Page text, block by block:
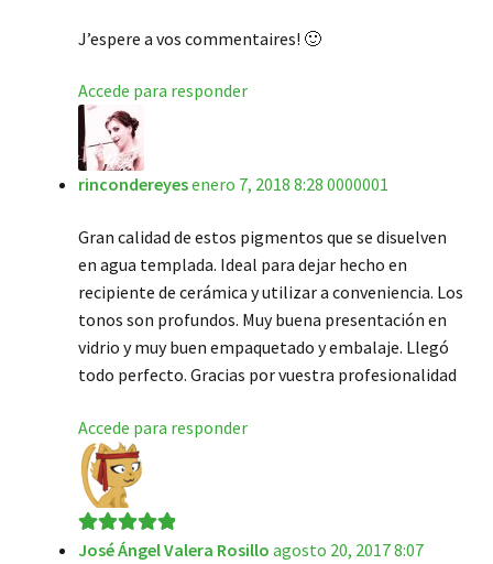
J’espere a vos commentaires! 🙂
Accede para responder
rincondereyesenero 7, 2018 8:28 0000001
Gran calidad de estos pigmentos que se disuelven
en agua templada. Ideal para dejar hecho en
recipiente de cerámica y utilizar a conveniencia. Los
tonos son profundos. Muy buena presentación en
vidrio y muy buen empaquetado y embalaje. Llegó
todo perfecto. Gracias por vuestra profesionalidad
Accede para responder
Valorado en5
José Ángel Valera Rosillo agosto 20, 2017 8:07